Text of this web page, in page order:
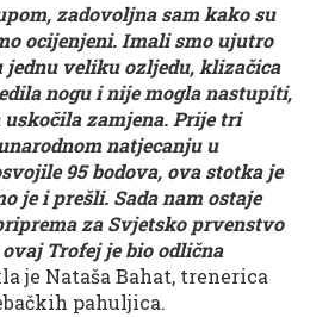
zadovoljna sam kako su
ocijenjeni. Imali smo ujutro
jednu veliku ozljedu, klizačica
nogu i nije mogla nastupiti,
zamjena. Prije tri
natjecanju u
95 bodova, ova stotka je
je i prešli. Sada nam ostaje
za Svjetsko prvenstvo
Trofej je bio odlična
je Nataša Bahat, trenerica
pahuljica.